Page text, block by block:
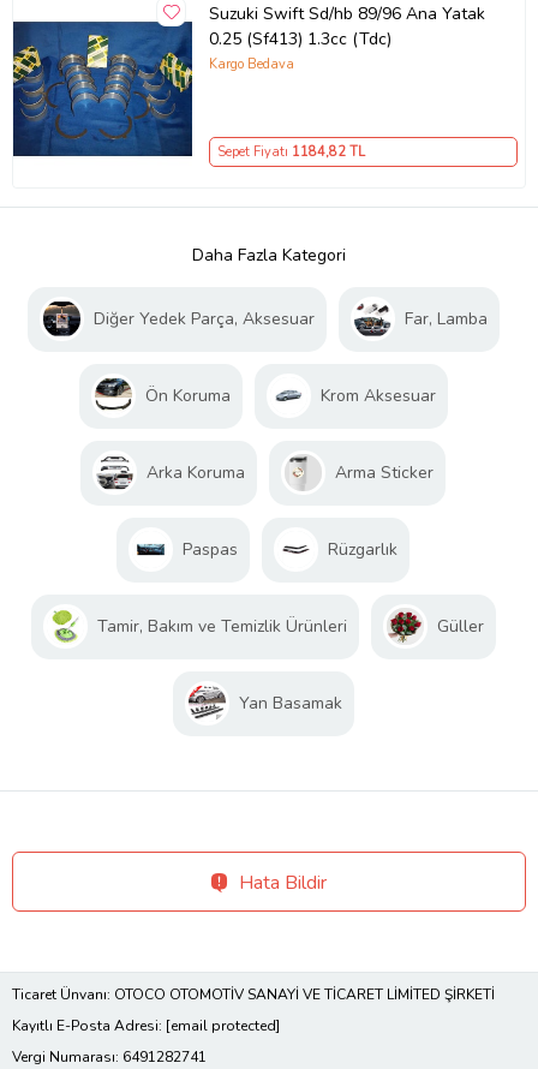
Suzuki Swift Sd/hb 89/96 Ana Yatak
0.25 (Sf413) 1.3cc (Tdc)
Kargo Bedava
Sepet Fiyatı 1184,82 TL
Daha Fazla Kategori
Diğer Yedek Parça, Aksesuar Far, Lamba
Ön Koruma Krom Aksesuar
Arka Koruma Arma Sticker
Paspas Rüzgarlık
Tamir, Bakım ve Temizlik Ürünleri Güller
Yan Basamak
Hata Bildir
Ticaret Ünvanı: OTOCO OTOMOTİV SANAYİ VE TİCARET LİMİTED ŞİRKETİ
Kayıtlı E-Posta Adresi: [email protected]
Vergi Numarası: 6491282741